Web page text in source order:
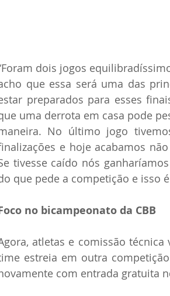
dois jogos
que essa será uma das
preparados para esses
uma derrota em casa pode
No último jogo
e hoje acabamos
tivesse caído nós
que pede a competição e isso
no bicampeonato da CBB
atletas e comissão
estreia em outra
com entrada gratuita